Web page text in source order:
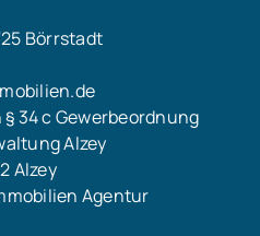
Börrstadt
34 c Gewerbeordnung
Alzey
Alzey
Agentur